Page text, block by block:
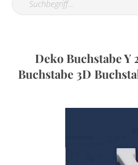
Deko Buchstabe Y
Buchstabe 3D